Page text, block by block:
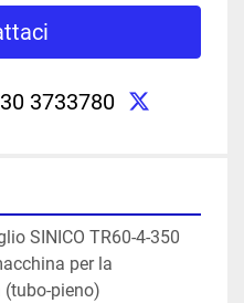
3733780
SINICO TR60-4-350
per la
(tubo-pieno)